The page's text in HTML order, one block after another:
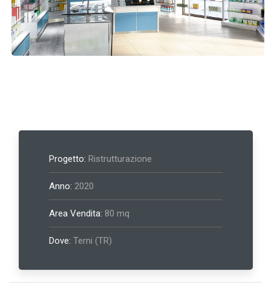
Progetto: Ristrutturazione
Anno: 2020
Area Vendita: 80 mq
Dove: Terni (TR)